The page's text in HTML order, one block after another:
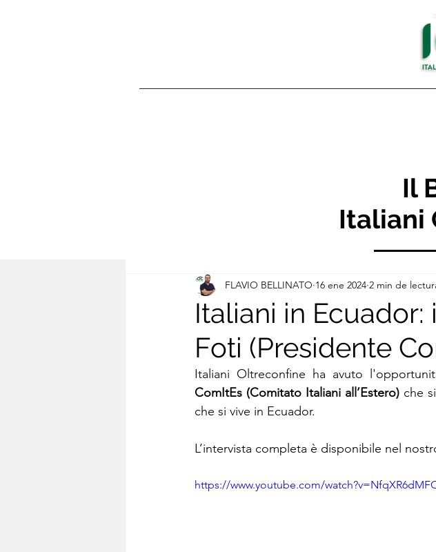
Il
Italiani
Italiani in
Foti (Presidente
FLAVIO BELLINATO 16 ene 2024 2 min de
Italiani Oltreconfine ha avuto
ComItEs (Comitato Italiani all’Estero) che
che si vive in Ecuador.
L’intervista completa è disponibile nel
https://www.youtube.com/